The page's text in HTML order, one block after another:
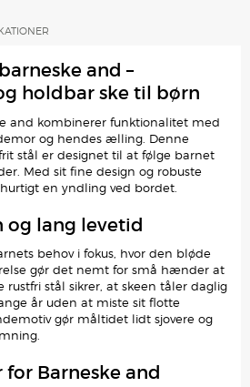
and –
holdbar ske til børn
and kombinerer funktionalitet med
og hendes ælling. Denne
stål er designet til at følge barnet
Med sit fine design og robuste
en yndling ved bordet.
og lang levetid
behov i fokus, hvor den bløde
gør det nemt for små hænder at
rustfri stål sikrer, at skeen tåler daglig
år uden at miste sit flotte
gør måltidet lidt sjovere og
Barneske and